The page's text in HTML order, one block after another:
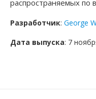
распространяемых по
Разработчик: George
Дата выпуска: 7